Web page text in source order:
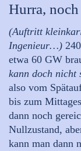
Hurra,
(Auftritt
Ingenieur…)
etwa 60 GW
kann doch
also vom
bis zum
dann noch
Nullzustand,
kann man dann